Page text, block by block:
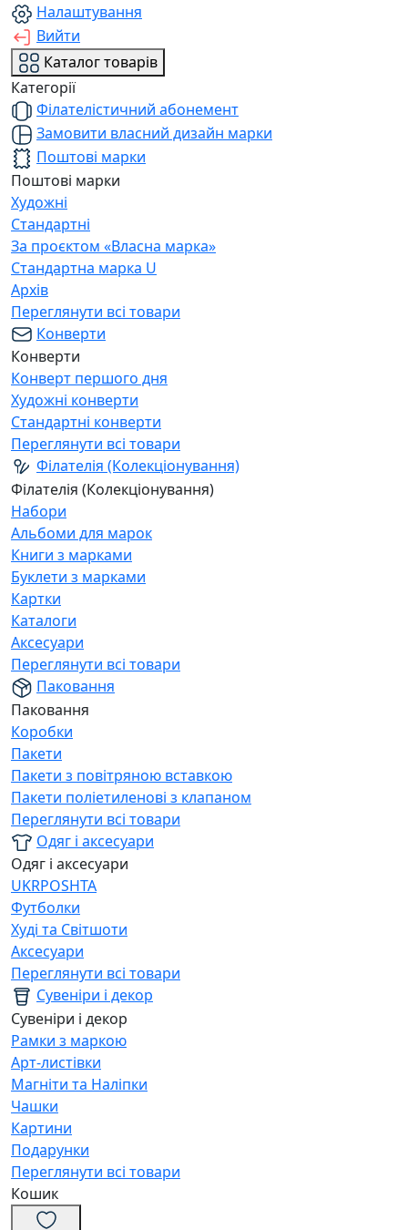
Налаштування
Вийти
Каталог товарів
Категорії
Філателістичний абонемент
Замовити власний дизайн марки
Поштові марки
Поштові марки
Художні
Стандартні
За проєктом «Власна марка»
Стандартна марка U
Архів
Переглянути всі товари
Конверти
Конверти
Конверт першого дня
Художні конверти
Стандартні конверти
Переглянути всі товари
Філателія (Колекціонування)
Філателія (Колекціонування)
Набори
Альбоми для марок
Книги з марками
Буклети з марками
Картки
Каталоги
Аксесуари
Переглянути всі товари
Паковання
Паковання
Коробки
Пакети
Пакети з повітряною вставкою
Пакети поліетиленові з клапаном
Переглянути всі товари
Одяг і аксесуари
Одяг і аксесуари
UKRPOSHTA
Футболки
Худі та Світшоти
Аксесуари
Переглянути всі товари
Сувеніри і декор
Сувеніри і декор
Рамки з маркою
Арт-листівки
Магніти та Наліпки
Чашки
Картини
Подарунки
Переглянути всі товари
Кошик